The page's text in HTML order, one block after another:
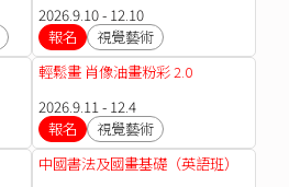
2026.9.10 - 12.10
報名
視覺藝術
輕鬆畫 肖像油畫粉彩 2.0
2026.9.11 - 12.4
報名
視覺藝術
中國書法及國畫基礎（英語班）